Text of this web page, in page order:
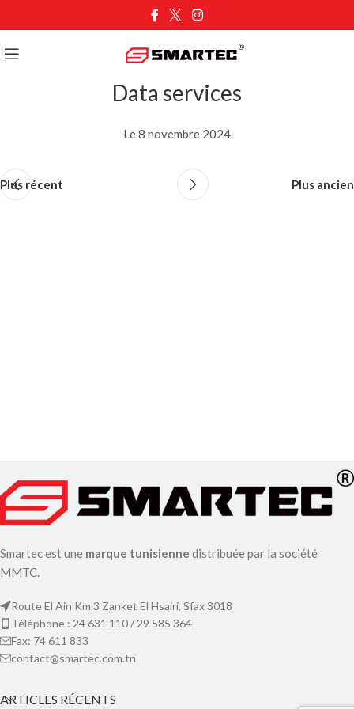
Data services
Le 8 novembre 2024
Plus récent Plus ancien
Smartec est une marque tunisienne distribuée par la société
MMTC.
Route El Ain Km.3 Zanket El Hsairi, Sfax 3018
Téléphone : 24 631 110 / 29 585 364
Fax: 74 611 833
contact@smartec.com.tn
ARTICLES RÉCENTS